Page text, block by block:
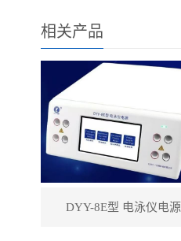
相关产品
DYY-8E型 电泳仪电源